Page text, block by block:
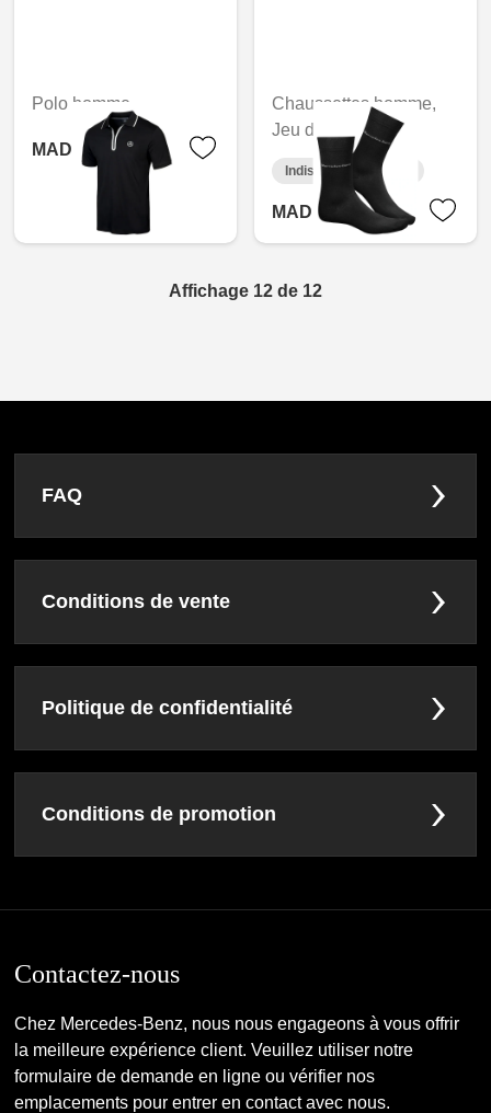
Polo homme
MAD 975.60
Chaussettes homme,
Jeu de 2
Indisponible en ligne
MAD 210.00
Affichage 12 de 12
FAQ
Conditions de vente
Politique de confidentialité
Conditions de promotion
Contactez-nous
Chez Mercedes-Benz, nous nous engageons à vous offrir
la meilleure expérience client. Veuillez utiliser notre
formulaire de demande en ligne ou vérifier nos
emplacements pour entrer en contact avec nous.